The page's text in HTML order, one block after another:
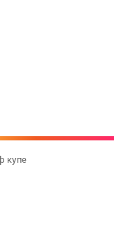
купе